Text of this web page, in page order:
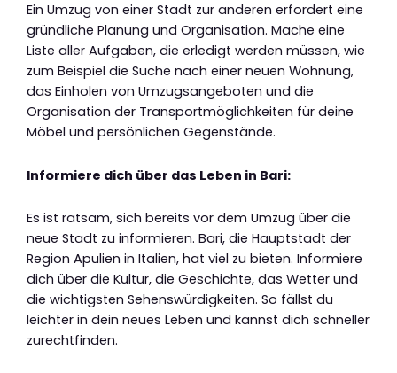
Ein Umzug von einer Stadt zur anderen erfordert eine
gründliche Planung und Organisation. Mache eine
Liste aller Aufgaben, die erledigt werden müssen, wie
zum Beispiel die Suche nach einer neuen Wohnung,
das Einholen von Umzugsangeboten und die
Organisation der Transportmöglichkeiten für deine
Möbel und persönlichen Gegenstände.
Informiere dich über das Leben in Bari:
Es ist ratsam, sich bereits vor dem Umzug über die
neue Stadt zu informieren. Bari, die Hauptstadt der
Region Apulien in Italien, hat viel zu bieten. Informiere
dich über die Kultur, die Geschichte, das Wetter und
die wichtigsten Sehenswürdigkeiten. So fällst du
leichter in dein neues Leben und kannst dich schneller
zurechtfinden.